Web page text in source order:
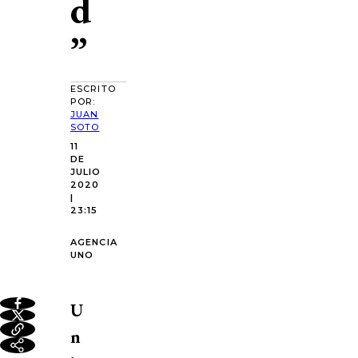
”
ESCRITO
POR:
JUAN
SOTO
11
DE
JULIO
2020
|
23:15
AGENCIA
UNO
U
n